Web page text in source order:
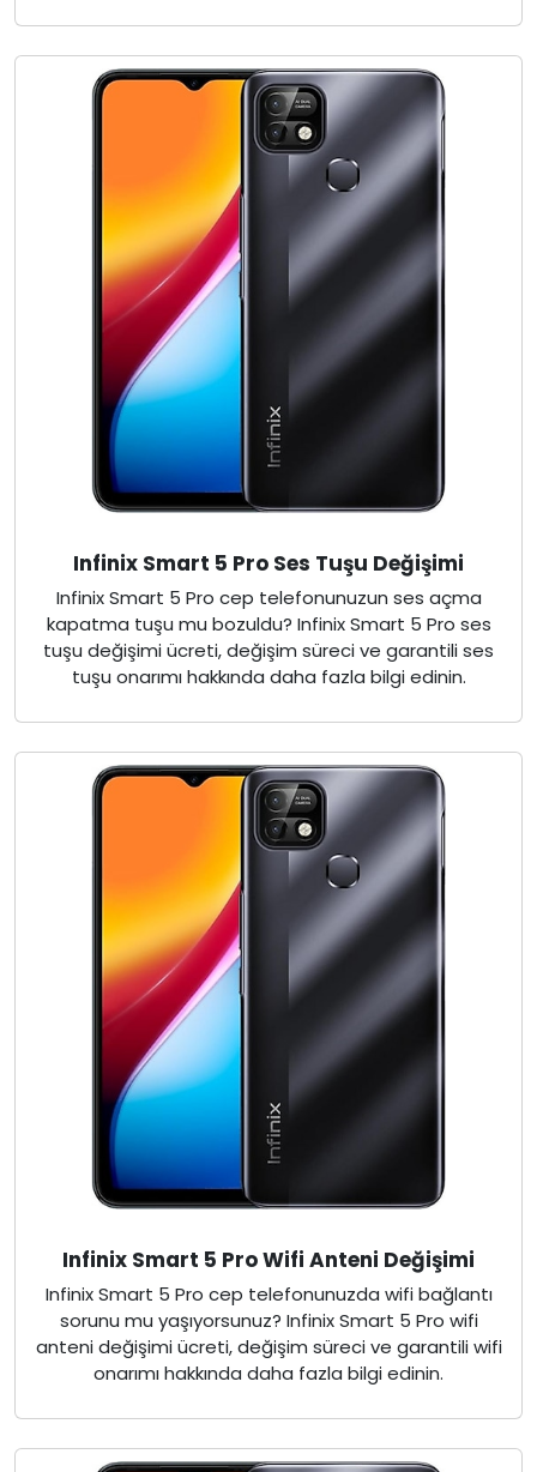
Infinix Smart 5 Pro Ses Tuşu Değişimi
Infinix Smart 5 Pro cep telefonunuzun ses açma
kapatma tuşu mu bozuldu? Infinix Smart 5 Pro ses
tuşu değişimi ücreti, değişim süreci ve garantili ses
tuşu onarımı hakkında daha fazla bilgi edinin.
Infinix Smart 5 Pro Wifi Anteni Değişimi
Infinix Smart 5 Pro cep telefonunuzda wifi bağlantı
sorunu mu yaşıyorsunuz? Infinix Smart 5 Pro wifi
anteni değişimi ücreti, değişim süreci ve garantili wifi
onarımı hakkında daha fazla bilgi edinin.